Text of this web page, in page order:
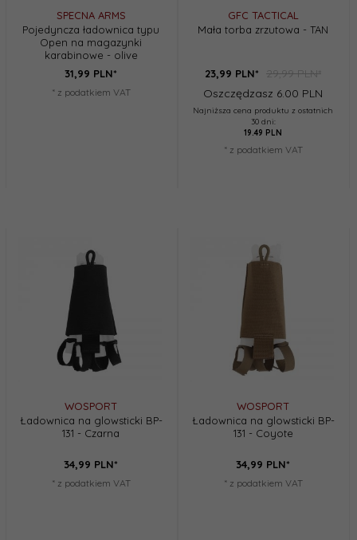
SPECNA ARMS
Pojedyncza ładownica typu
Open na magazynki
karabinowe - olive
31,99 PLN*
* z podatkiem VAT
GFC TACTICAL
Mała torba zrzutowa - TAN
23,99 PLN*
29,99 PLN*
Oszczędzasz 6.00 PLN
Najniższa cena produktu z ostatnich
30 dni:
19.49 PLN
* z podatkiem VAT
WOSPORT
Ładownica na glowsticki BP-
131 - Czarna
34,99 PLN*
* z podatkiem VAT
WOSPORT
Ładownica na glowsticki BP-
131 - Coyote
34,99 PLN*
* z podatkiem VAT